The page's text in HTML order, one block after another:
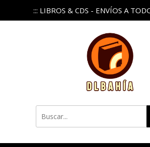
::: LIBROS & CDS - ENVÍOS A